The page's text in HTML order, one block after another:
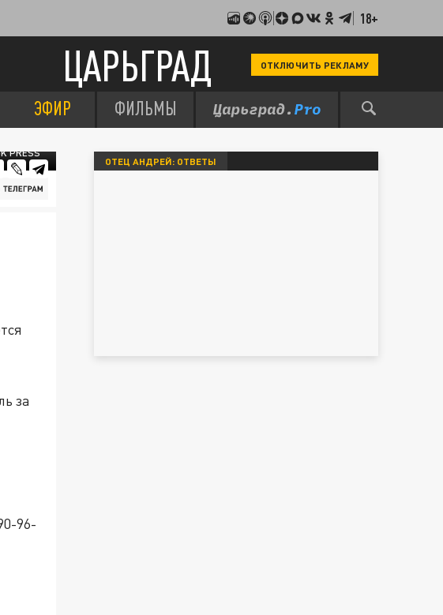
18+
ЦАРЬГРАД ОТКЛЮЧИТЬ РЕКЛАМУ
ЭФИР ФИЛЬМЫ
PRESS
за
96-
ОТЕЦ АНДРЕЙ: ОТВЕТЫ